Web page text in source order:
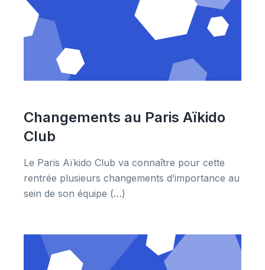
Changements au Paris Aïkido
Club
Le Paris Aïkido Club va connaître pour cette
rentrée plusieurs changements d’importance au
sein de son équipe (…)